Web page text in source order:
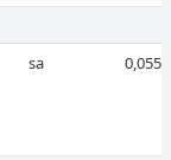
sa 0,055